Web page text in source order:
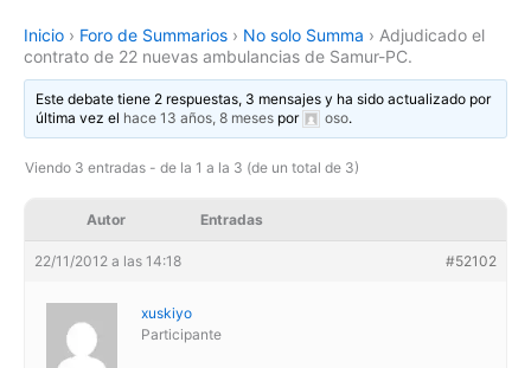
Inicio › Foro de Summarios › No solo Summa › Adjudicado el
contrato de 22 nuevas ambulancias de Samur-PC.
Este debate tiene 2 respuestas, 3 mensajes y ha sido actualizado por
última vez el hace 13 años, 8 meses por oso.
Viendo 3 entradas - de la 1 a la 3 (de un total de 3)
Autor Entradas
22/11/2012 a las 14:18 #52102
xuskiyo
Participante